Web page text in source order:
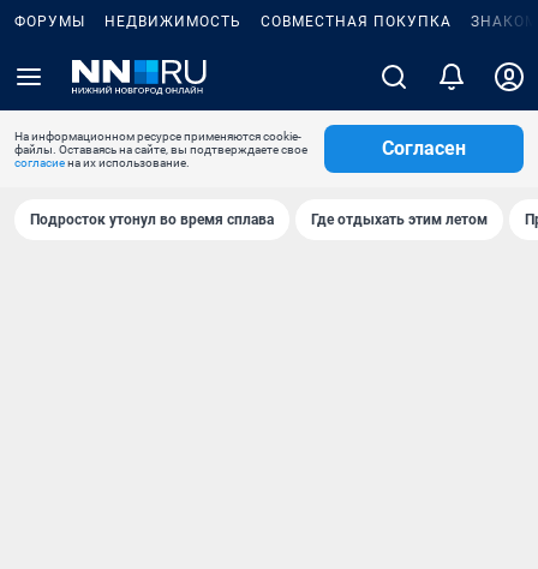
ФОРУМЫ НЕДВИЖИМОСТЬ СОВМЕСТНАЯ ПОКУПКА
На информационном ресурсе применяются cookie-
файлы. Оставаясь на сайте, вы подтверждаете свое
согласиена их использование.
Согласен
Подросток утонул во время сплава Где отдыхать этим летом